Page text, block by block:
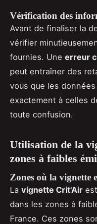
Vérification des
Avant de finaliser la
vérifier
fournies. Une erreur
peut entraîner des
vous que les
exactement à celles
toute confusion.
Utilisation de la
zones à faibles
Zones où la vignette
La vignette Crit'Air
dans les zones à
France. Ces zones